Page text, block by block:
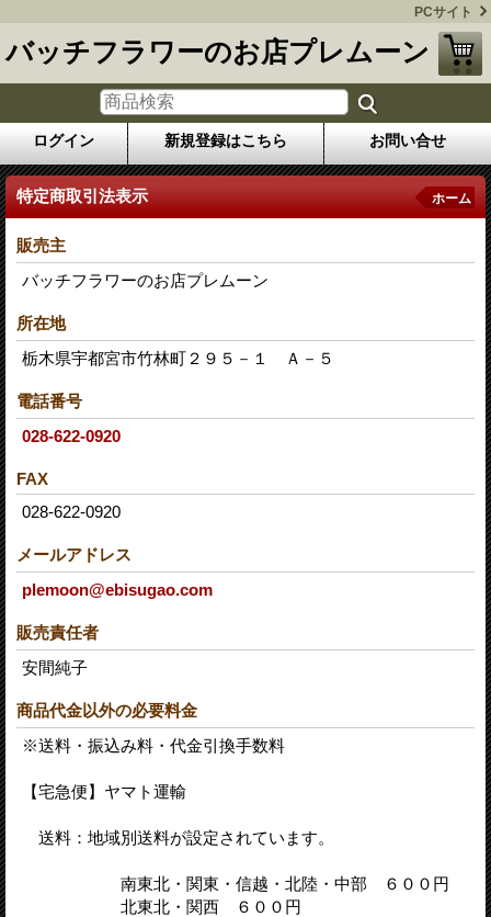
PCサイト
バッチフラワーのお店プレムーン
ログイン 新規登録はこちら お問い合せ
特定商取引法表示 ホーム
販売主
バッチフラワーのお店プレムーン
所在地
栃木県宇都宮市竹林町２９５－１ Ａ－５
電話番号
028-622-0920
FAX
028-622-0920
メールアドレス
plemoon@ebisugao.com
販売責任者
安間純子
商品代金以外の必要料金
※送料・振込み料・代金引換手数料
【宅急便】ヤマト運輸
送料：地域別送料が設定されています。
南東北・関東・信越・北陸・中部 ６００円
北東北・関西 ６００円